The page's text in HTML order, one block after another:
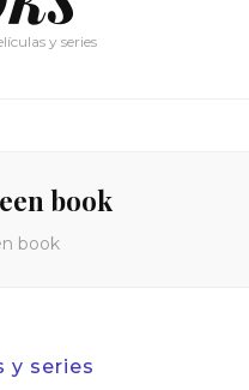
y series
book
book
y series